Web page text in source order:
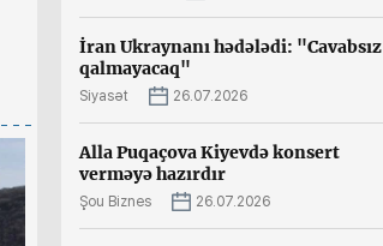
İran Ukraynanı hədələdi: "Cavabsız
qalmayacaq"
Siyasət 26.07.2026
Alla Puqaçova Kiyevdə konsert
verməyə hazırdır
Şou Biznes 26.07.2026